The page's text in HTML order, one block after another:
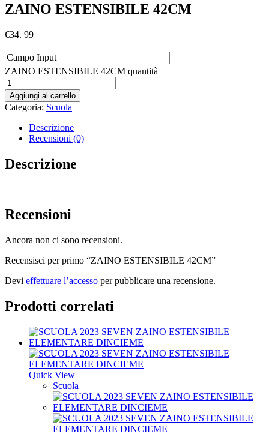
ZAINO ESTENSIBILE 42CM
€34. 99
Campo Input
ZAINO ESTENSIBILE 42CM quantità
Aggiungi al carrello
Categoria: Scuola
Descrizione
Recensioni (0)
Descrizione
Recensioni
Ancora non ci sono recensioni.
Recensisci per primo “ZAINO ESTENSIBILE 42CM”
Devi effettuare l’accesso per pubblicare una recensione.
Prodotti correlati
Quick View
Scuola